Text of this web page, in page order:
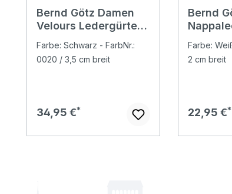
Bernd Götz Damen
Velours Ledergürtel
Farbe: Schwarz - FarbNr.:
0020 / 3,5 cm breit
Regulärer Preis:
34,95 €
Bernd
Farbe:
2 cm breit
22,95 €